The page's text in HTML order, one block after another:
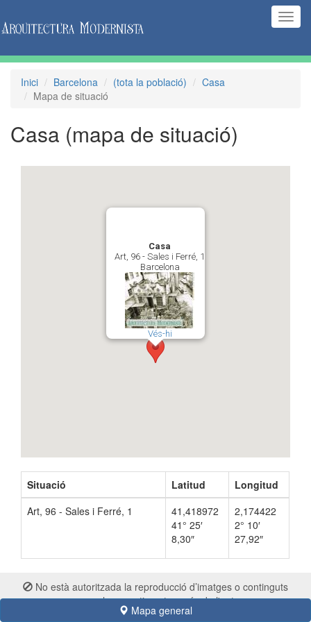
Inici Barcelona (tota la població)
Casa
Mapa de situació
Casa (mapa de situació)
Casa
Art, 96 - Sales i Ferré, 1
Barcelona
Vés-hi
Situació Latitud
Longitud
Art, 96 - Sales i Ferré, 1
41,418972
41° 25′
8,30″
2,174422
2° 10′
27,92″
Mapa general
No està autoritzada la reproducció d’imatges o continguts
sense el consentiment exprés de l'autor